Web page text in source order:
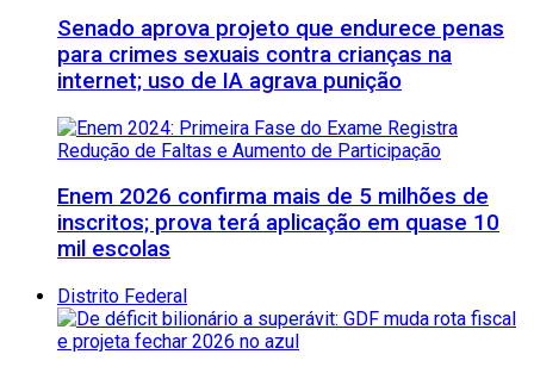
Senado aprova projeto que endurece penas
para crimes sexuais contra crianças na
internet; uso de IA agrava punição
Enem 2026 confirma mais de 5 milhões de
inscritos; prova terá aplicação em quase 10
mil escolas
Distrito Federal